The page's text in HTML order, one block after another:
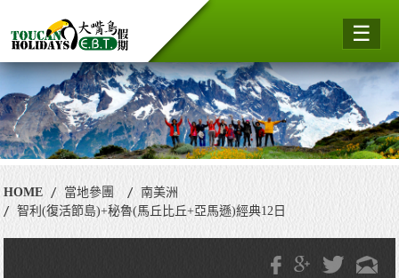
☰
HOME 當地參團
南美洲
智利(復活節島)+秘魯(馬丘比丘+亞馬遜)經典12日